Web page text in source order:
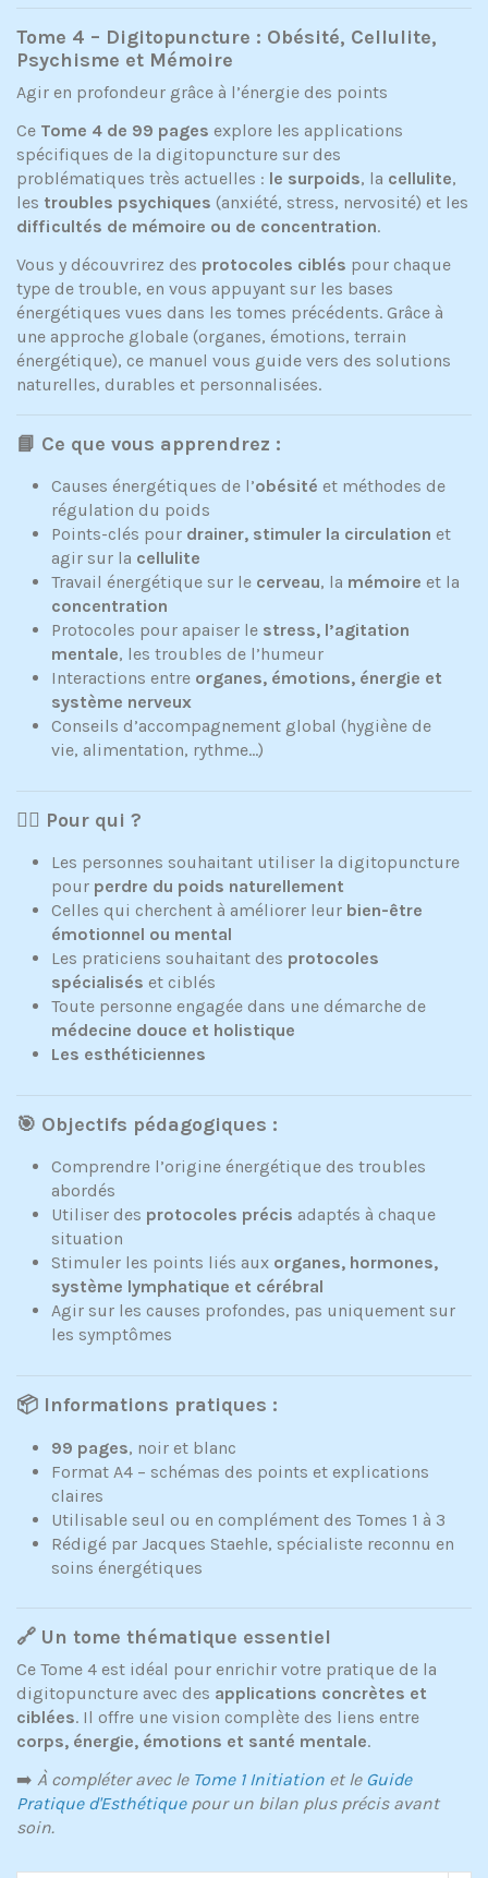
Tome 4 – Digitopuncture : Obésité, Cellulite,
Psychisme et Mémoire
Agir en profondeur grâce à l’énergie des points
Ce Tome 4 de 99 pages explore les applications
spécifiques de la digitopuncture sur des
problématiques très actuelles : le surpoids, la cellulite,
les troubles psychiques (anxiété, stress, nervosité) et les
difficultés de mémoire ou de concentration.
Vous y découvrirez des protocoles ciblés pour chaque
type de trouble, en vous appuyant sur les bases
énergétiques vues dans les tomes précédents. Grâce à
une approche globale (organes, émotions, terrain
énergétique), ce manuel vous guide vers des solutions
naturelles, durables et personnalisées.
📘 Ce que vous apprendrez :
Causes énergétiques de l’obésité et méthodes de
régulation du poids
Points-clés pour drainer, stimuler la circulation et
agir sur la cellulite
Travail énergétique sur le cerveau, la mémoire et la
concentration
Protocoles pour apaiser le stress, l’agitation
mentale, les troubles de l’humeur
Interactions entre organes, émotions, énergie et
système nerveux
Conseils d’accompagnement global (hygiène de
vie, alimentation, rythme...)
🧘‍♀️ Pour qui ?
Les personnes souhaitant utiliser la digitopuncture
pour perdre du poids naturellement
Celles qui cherchent à améliorer leur bien-être
émotionnel ou mental
Les praticiens souhaitant des protocoles
spécialisés et ciblés
Toute personne engagée dans une démarche de
médecine douce et holistique
Les esthéticiennes
🎯 Objectifs pédagogiques :
Comprendre l’origine énergétique des troubles
abordés
Utiliser des protocoles précis adaptés à chaque
situation
Stimuler les points liés aux organes, hormones,
système lymphatique et cérébral
Agir sur les causes profondes, pas uniquement sur
les symptômes
📦 Informations pratiques :
99 pages, noir et blanc
Format A4 – schémas des points et explications
claires
Utilisable seul ou en complément des Tomes 1 à 3
Rédigé par Jacques Staehle, spécialiste reconnu en
soins énergétiques
🔗 Un tome thématique essentiel
Ce Tome 4 est idéal pour enrichir votre pratique de la
digitopuncture avec des applications concrètes et
ciblées. Il offre une vision complète des liens entre
corps, énergie, émotions et santé mentale.
➡️ À compléter avec le Tome 1 Initiation et le Guide
Pratique d'Esthétiquepour un bilan plus précis avant
soin.